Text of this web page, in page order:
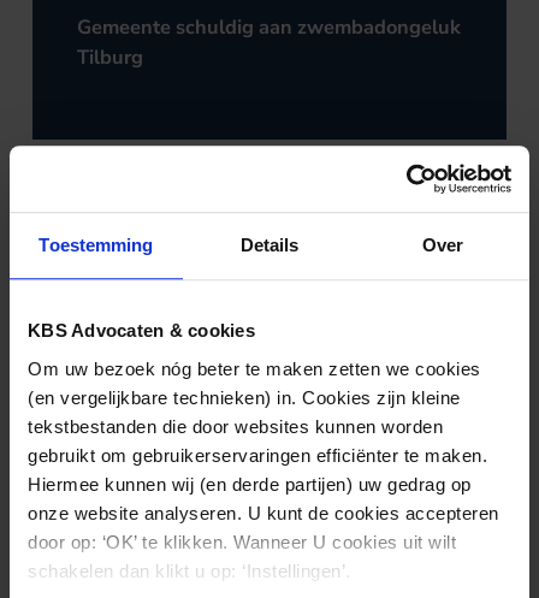
Toestemming Details Over
KBS Advocaten & cookies
Om uw bezoek nóg beter te maken zetten we cookies
(en vergelijkbare technieken) in. Cookies zijn kleine
tekstbestanden die door websites kunnen worden
gebruikt om gebruikerservaringen efficiënter te maken.
Hiermee kunnen wij (en derde partijen) uw gedrag op
onze website analyseren. U kunt de cookies accepteren
door op: ‘OK’ te klikken. Wanneer U cookies uit wilt
schakelen dan klikt u op: ‘Instellingen’.
VOOR PERSONEN EN ZAKEN
Gemeente schuldig aan zwembadongeluk
Tilburg
RISICOAANSPRAKELIJKHEID
VOOR PERSONEN EN ZAKEN
15.02.2016
Aansprakelijkheid van ‘personen met een
gebrek’